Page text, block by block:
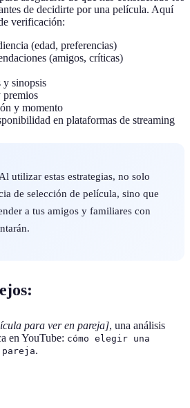
de decidirte por una película. Aquí
verificación:
(edad, preferencias)
(amigos, críticas)
y sinopsis
premios
y momento
en plataformas de streaming
Al utilizar estas estrategias, no solo
de selección de película, sino que
a tus amigos y familiares con
para ver en pareja], una análisis
en YouTube: cómo elegir una
.